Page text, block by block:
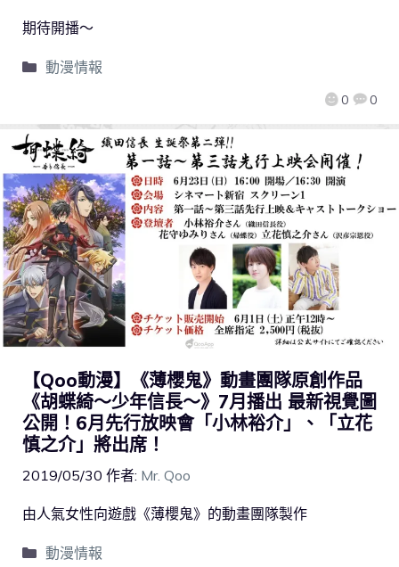
0 0
期待開播～
動漫情報
【Qoo動漫】《薄櫻鬼》動畫團隊原創作品
《胡蝶綺～少年信長～》7月播出 最新視覺圖
公開！6月先行放映會「小林裕介」、「立花
慎之介」將出席！
2019/05/30 作者: Mr. Qoo
由人氣女性向遊戲《薄櫻鬼》的動畫團隊製作
動漫情報